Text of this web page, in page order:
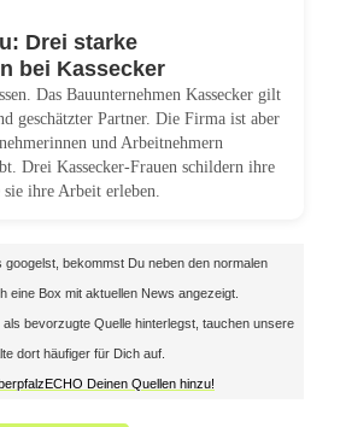
Drei starke
bei Kassecker
Das Bauunternehmen Kassecker gilt
geschätzter Partner. Die Firma ist aber
und Arbeitnehmern
Drei Kassecker-Frauen schildern ihre
ihre Arbeit erleben.
googelst, bekommst Du neben den normalen
eine Box mit aktuellen News angezeigt.
bevorzugte Quelle hinterlegst, tauchen unsere
dort häufiger für Dich auf.
Deinen Quellen hinzu!